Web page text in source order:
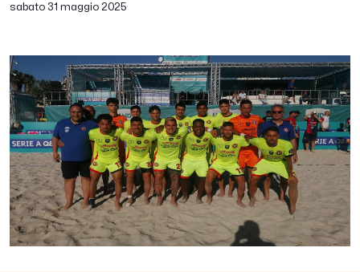
sabato 31 maggio 2025